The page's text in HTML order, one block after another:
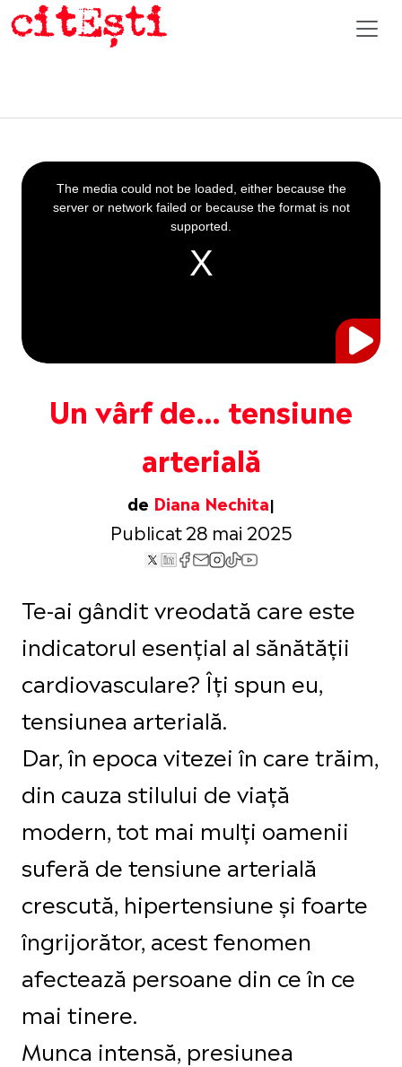
Un vârf de… tensiune
arterială
de Diana Nechita
Publicat 28 mai 2025
This
is
a
The media could not be loaded, either because the
server or network failed or because the format is not
supported.
Te-ai gândit vreodată care este
indicatorul esențial al sănătății
cardiovasculare? Îți spun eu,
tensiunea arterială.
Dar, în epoca vitezei în care trăim,
din cauza stilului de viață
modern, tot mai mulți oamenii
suferă de tensiune arterială
crescută, hipertensiune și foarte
îngrijorător, acest fenomen
afectează persoane din ce în ce
mai tinere.
Munca intensă, presiunea